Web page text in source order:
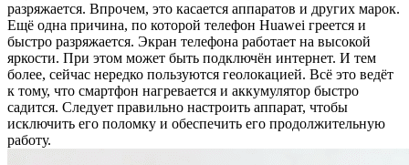
разряжается. Впрочем, это касается аппаратов и других марок.
Ещё одна причина, по которой телефон Huawei греется и
быстро разряжается. Экран телефона работает на высокой
яркости. При этом может быть подключён интернет. И тем
более, сейчас нередко пользуются геолокацией. Всё это ведёт
к тому, что смартфон нагревается и аккумулятор быстро
садится. Следует правильно настроить аппарат, чтобы
исключить его поломку и обеспечить его продолжительную
работу.